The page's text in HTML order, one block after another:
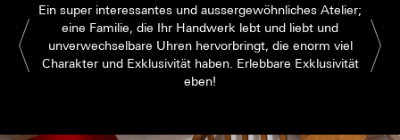
Ein super interessantes und aussergewöhnliches Atelier;
eine Familie, die Ihr Handwerk lebt und liebt und
unverwechselbare Uhren hervorbringt, die enorm viel
Charakter und Exklusivität haben. Erlebbare Exklusivität
eben!